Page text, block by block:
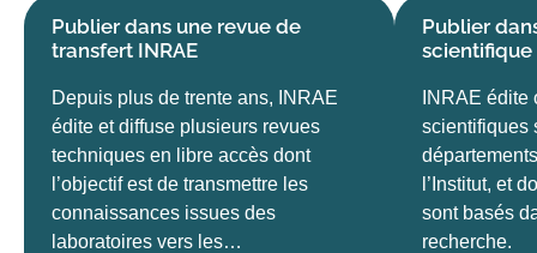
Publier dans une revue de
transfert INRAE
Depuis plus de trente ans, INRAE
édite et diffuse plusieurs revues
techniques en libre accès dont
l’objectif est de transmettre les
connaissances issues des
laboratoires vers les…
Publier
scientifique
INRAE
scientifiques
l’Institut, et
sont basés
recherche.